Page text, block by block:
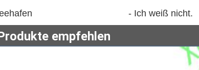
- Ich weiß nicht.
empfehlen